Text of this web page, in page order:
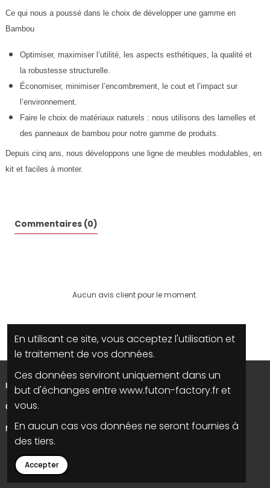
Ce qui nous a poussé dans le choix de développer une gamme en
Bambou
Optimiser, maximiser l’utilité, les aspects esthétiques, la qualité et
la robustesse structurelle.
Économiser, minimiser l’encombrement, le cout et l’impact sur
l’environnement.
Faire le choix de matériaux naturels : nous utilisons des lamelles et
des panneaux de bambou pour notre gamme de produits.
Depuis cinq ans, nous développons une ligne de meubles modulables, en
kit et faciles à monter.
Commentaires (0)
Aucun avis client pour le moment.
INFORMATIONS
CONTACTEZ NOUS
NOUS SUIVRE
En utilisant ce site, vous acceptez l'utilisation et
le traitement de vos données.
Ces données serviront uniquement dans un
but d'échanges entre www.futon-factory.fr et
vous.
En aucun cas vos données ne seront fournies à
des tiers.
Accepter